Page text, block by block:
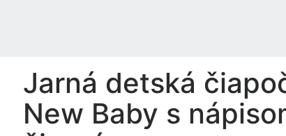
Jarná detská
New Baby s